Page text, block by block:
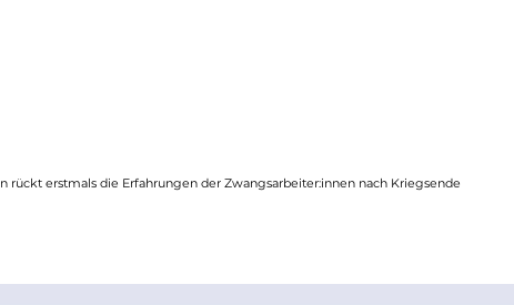
rückt erstmals die Erfahrungen der Zwangsarbeiter:innen nach Kriegsende